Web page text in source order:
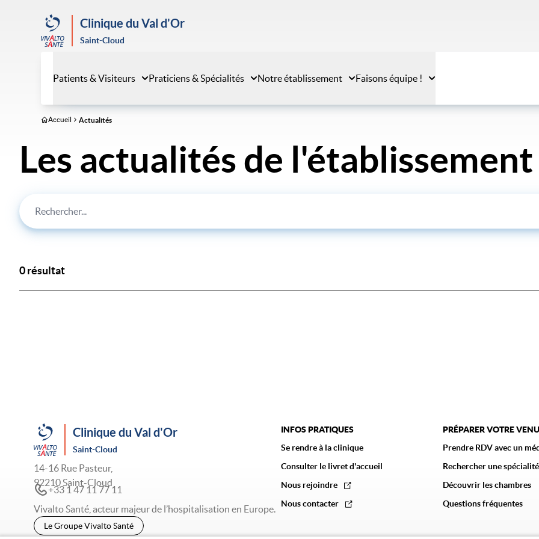
Clinique du Val d'Or
Saint-Cloud
Patients & Visiteurs Praticiens & Spécialités Notre établissement Faisons équipe !
Accueil Actualités
Les actualités de l'établissement
0 résultat
Clinique du Val d'Or
Saint-Cloud
14-16 Rue Pasteur,
92210 Saint-Cloud
+33 1 47 11 77 11
Vivalto Santé, acteur majeur de l’hospitalisation en Europe.
Le Groupe Vivalto Santé
INFOS PRATIQUES
Se rendre à la clinique
Consulter le livret d'accueil
Nous rejoindre
Nous contacter
PRÉPARER VOTRE
Prendre RDV avec un
Rechercher une spécialité
Découvrir les chambres
Questions fréquentes